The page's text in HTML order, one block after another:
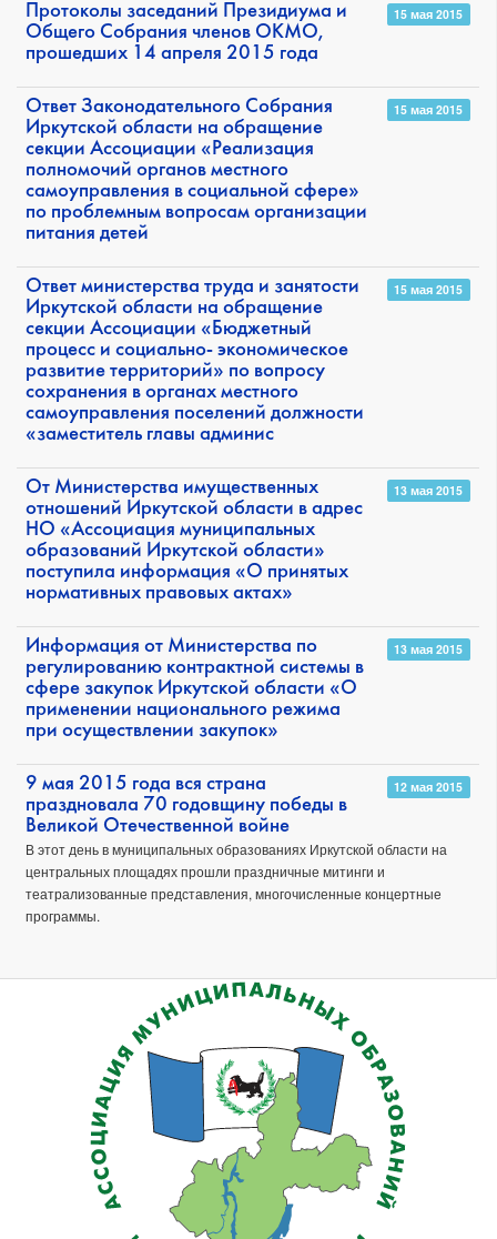
Протоколы заседаний Президиума и
Общего Собрания членов ОКМО,
прошедших 14 апреля 2015 года
15 мая 2015
Ответ Законодательного Собрания
Иркутской области на обращение
секции Ассоциации «Реализация
полномочий органов местного
самоуправления в социальной сфере»
по проблемным вопросам организации
питания детей
15 мая 2015
Ответ министерства труда и занятости
Иркутской области на обращение
секции Ассоциации «Бюджетный
процесс и социально- экономическое
развитие территорий» по вопросу
сохранения в органах местного
самоуправления поселений должности
«заместитель главы админис
15 мая 2015
От Министерства имущественных
отношений Иркутской области в адрес
НО «Ассоциация муниципальных
образований Иркутской области»
поступила информация «О принятых
нормативных правовых актах»
13 мая 2015
Информация от Министерства по
регулированию контрактной системы в
сфере закупок Иркутской области «О
применении национального режима
при осуществлении закупок»
13 мая 2015
9 мая 2015 года вся страна
праздновала 70 годовщину победы в
Великой Отечественной войне
12 мая 2015
В этот день в муниципальных образованиях Иркутской области на
центральных площадях прошли праздничные митинги и
театрализованные представления, многочисленные концертные
программы.